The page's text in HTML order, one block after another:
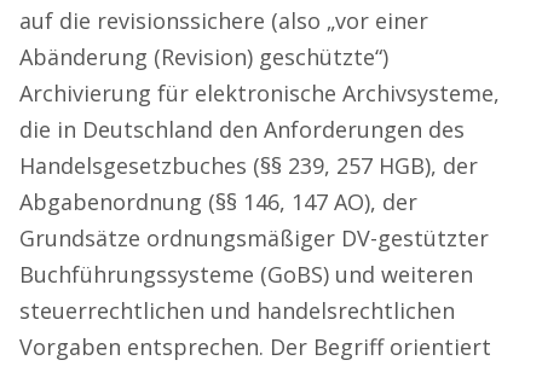
auf die revisionssichere (also „vor einer
Abänderung (Revision) geschützte“)
Archivierung für elektronische Archivsysteme,
die in Deutschland den Anforderungen des
Handelsgesetzbuches (§§ 239, 257 HGB), der
Abgabenordnung (§§ 146, 147 AO), der
Grundsätze ordnungsmäßiger DV-gestützter
Buchführungssysteme (GoBS) und weiteren
steuerrechtlichen und handelsrechtlichen
Vorgaben entsprechen. Der Begriff orientiert